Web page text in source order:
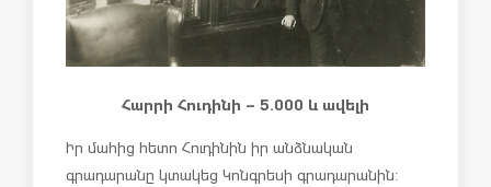
Հարրի Հուդինի – 5.000 և ավելի
Իր մահից հետո Հուդինին իր անձնական
գրադարանը կտակեց Կոնգրեսի գրադարանին: